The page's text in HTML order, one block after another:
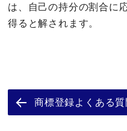
は、自己の持分の割合に
得ると解されます。
商標登録よくある質